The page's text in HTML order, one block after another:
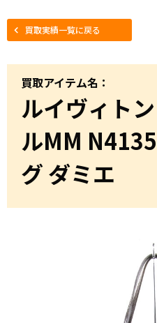
買取実績一覧に戻る
買取アイテム名：
ルイヴィト
ルMM
グ ダミエ